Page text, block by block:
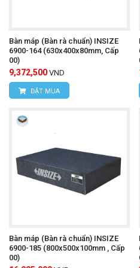
cao nhất, dành cho
Grade A (Inspection
Grade B (Toolroom
xuất, dùng trong các
tạo chung.
Grade 1 thường tương
chấp nhận được cho
lường và kiểm tra trong
Bàn máp (Bàn rà chuẩn) INSIZE
6900-164 (630x400x80mm, Cấp
00)
9,372,500 VND
ĐẶT MUA
Bàn máp (Bàn rà chuẩn) INSIZE
6900-185 (800x500x100mm , Cấp
00)